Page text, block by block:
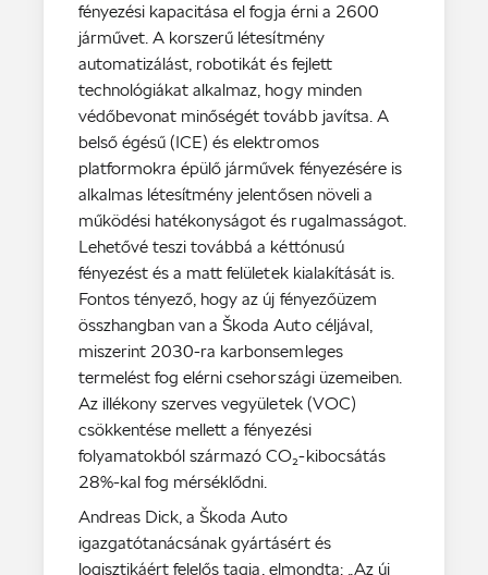
fényezési kapacitása el fogja érni a 2600
járművet. A korszerű létesítmény
automatizálást, robotikát és fejlett
technológiákat alkalmaz, hogy minden
védőbevonat minőségét tovább javítsa. A
belső égésű (ICE) és elektromos
platformokra épülő járművek fényezésére is
alkalmas létesítmény jelentősen növeli a
működési hatékonyságot és rugalmasságot.
Lehetővé teszi továbbá a kéttónusú
fényezést és a matt felületek kialakítását is.
Fontos tényező, hogy az új fényezőüzem
összhangban van a Škoda Auto céljával,
miszerint 2030-ra karbonsemleges
termelést fog elérni csehországi üzemeiben.
Az illékony szerves vegyületek (VOC)
csökkentése mellett a fényezési
folyamatokból származó CO₂-kibocsátás
28%-kal fog mérséklődni.
Andreas Dick, a Škoda Auto
igazgatótanácsának gyártásért és
logisztikáért felelős tagja, elmondta: „Az új